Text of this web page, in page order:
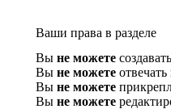
Ваши права в разделе
Вы не можете
Вы не можете
Вы не можете
Вы не можете